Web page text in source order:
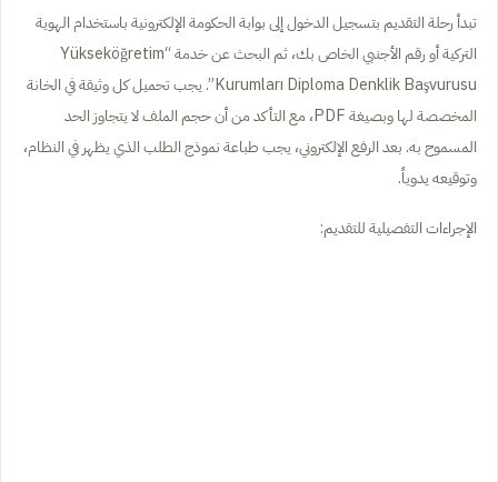
تبدأ رحلة التقديم بتسجيل الدخول إلى بوابة الحكومة الإلكترونية باستخدام الهوية
التركية أو رقم الأجنبي الخاص بك، ثم البحث عن خدمة “Yükseköğretim
Kurumları Diploma Denklik Başvurusu”. يجب تحميل كل وثيقة في الخانة
المخصصة لها وبصيغة PDF، مع التأكد من أن حجم الملف لا يتجاوز الحد
المسموح به. بعد الرفع الإلكتروني، يجب طباعة نموذج الطلب الذي يظهر في النظام،
وتوقيعه يدوياً.
الإجراءات التفصيلية للتقديم: